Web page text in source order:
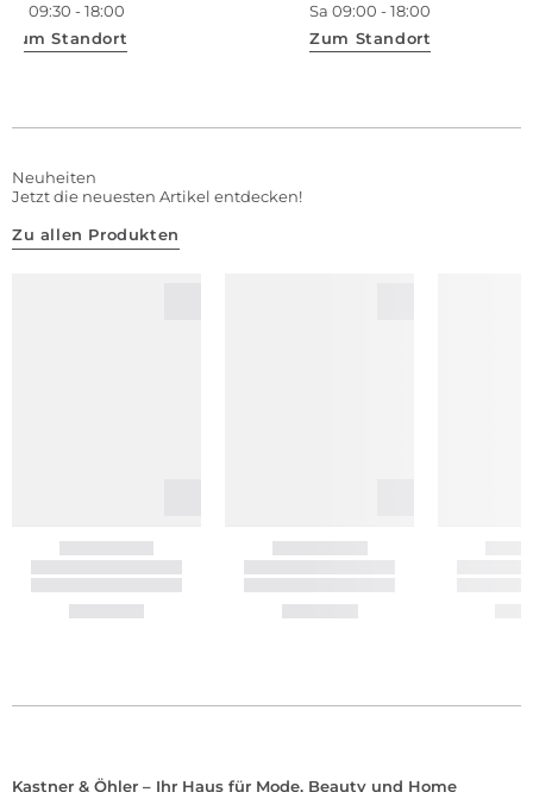
Sa 09:30 - 18:00
Zum Standort
Sa 09:00 - 18:00
Zum Standort
Neuheiten
Jetzt die neuesten Artikel entdecken!
Zu allen Produkten
Kastner & Öhler – Ihr Haus für Mode, Beauty und Home